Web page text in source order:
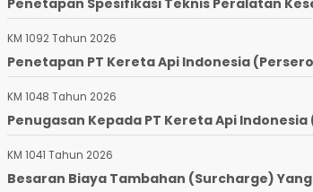
Penetapan Spesifikasi Teknis Peralatan
KM 1092 Tahun 2026
Penetapan PT Kereta Api Indonesia
KM 1048 Tahun 2026
Penugasan Kepada PT Kereta Api
KM 1041 Tahun 2026
Besaran Biaya Tambahan (Surcharge)